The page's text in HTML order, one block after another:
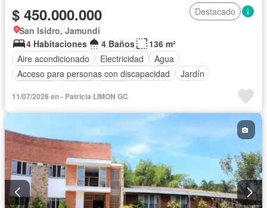
$ 450.000.000
Destacado
San Isidro, Jamundí
4 Habitaciones
4 Baños
136 m²
Aire acondicionado
Electricidad
Agua
Acceso para personas con discapacidad
Jardín
11/07/2026 en - Patricia LIMON GC